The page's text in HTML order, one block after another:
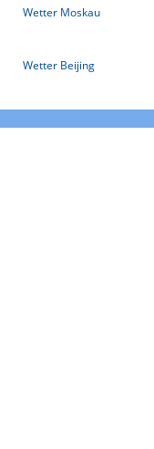
Wetter Moskau
Wetter Beijing